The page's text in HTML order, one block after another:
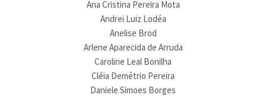
Ana Cristina Pereira Mota
Andrei Luiz Lodéa
Anelise Brod
Arlene Aparecida de Arruda
Caroline Leal Bonilha
Cléia Demétrio Pereira
Daniele Simoes Borges